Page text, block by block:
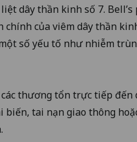
dây thần kinh số 7. Bell’s
chính của viêm dây thần
số yếu tố như nhiễm
thương tổn trực tiếp đến
tai nạn giao thông